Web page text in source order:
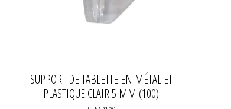
SUPPORT DE TABLETTE EN MÉTAL ET
PLASTIQUE CLAIR 5 MM (100)